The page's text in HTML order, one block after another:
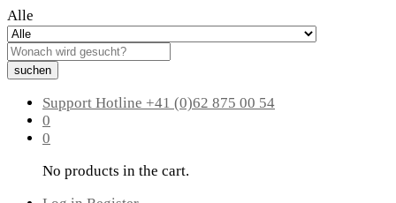
Alle
suchen
Support Hotline +41 (0)62 875 00 54
0
0
No products in the cart.